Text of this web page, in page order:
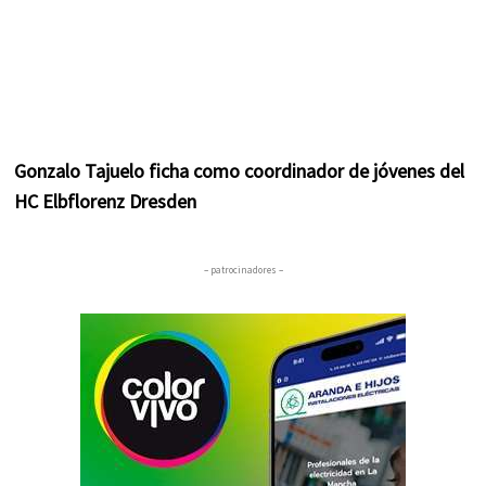
Gonzalo Tajuelo ficha como coordinador de jóvenes del
HC Elbflorenz Dresden
– patrocinadores –